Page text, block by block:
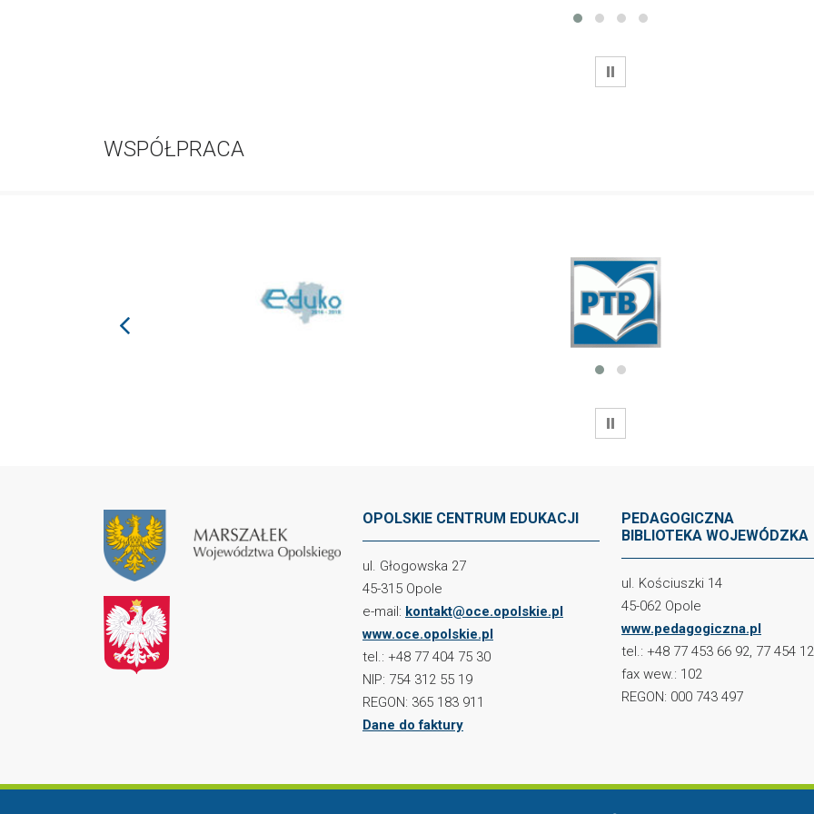
WSTRZYMAJ
WSPÓŁPRACA
prev
WSTRZYMAJ
OPOLSKIE CENTRUM EDUKACJI
ul. Głogowska 27
45-315 Opole
e-mail: kontakt@oce.opolskie.pl
www.oce.opolskie.pl
tel.: +48 77 404 75 30
NIP: 754 312 55 19
REGON: 365 183 911
Dane do faktury
PEDAGOGICZNA
BIBLIOTEKA WOJEWÓDZKA
ul. Kościuszki 14
45-062 Opole
www.pedagogiczna.pl
tel.: +48 77 453 66 92, 77 454
fax wew.: 102
REGON: 000 743 497